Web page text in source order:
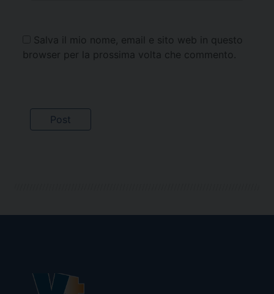
Salva il mio nome, email e sito web in questo
browser per la prossima volta che commento.